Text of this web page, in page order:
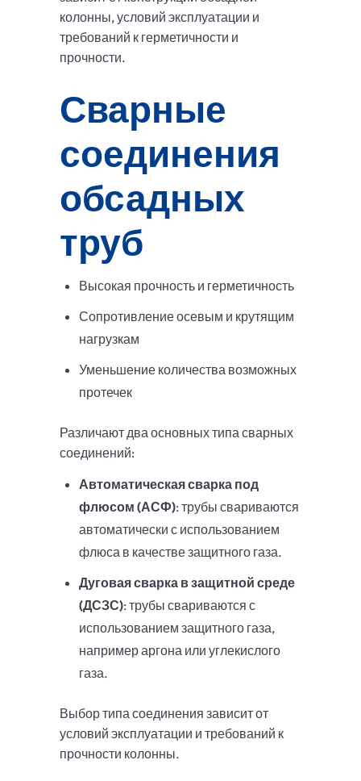
колонны, условий эксплуатации и
требований к герметичности и
прочности.
Сварные
соединения
обсадных
труб
Высокая прочность и герметичность
Сопротивление осевым и крутящим
нагрузкам
Уменьшение количества возможных
протечек
Различают два основных типа сварных
соединений:
Автоматическая сварка под
флюсом (АСФ): трубы свариваются
автоматически с использованием
флюса в качестве защитного газа.
Дуговая сварка в защитной среде
(ДСЗС): трубы свариваются с
использованием защитного газа,
например аргона или углекислого
газа.
Выбор типа соединения зависит от
условий эксплуатации и требований к
прочности колонны.